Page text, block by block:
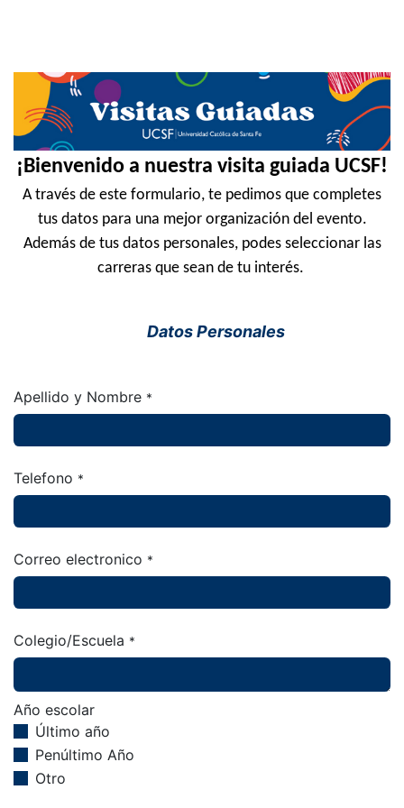
¡Bienvenido a nuestra visita guiada UCSF!
A través de este formulario, te pedimos que completes
tus datos para una mejor organización del evento.
Además de tus datos personales, podes seleccionar las
carreras que sean de tu interés.
Datos Personales
Apellido y Nombre *
Telefono *
Correo electronico *
Colegio/Escuela *
Año escolar
Último año
Penúltimo Año
Otro